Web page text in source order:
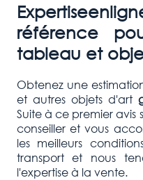
référence
tableau et
Obtenez une
et autres objets d'art
Suite à ce premier avis
conseiller et vous
les meilleurs
transport et nous
l'expertise à la vente.